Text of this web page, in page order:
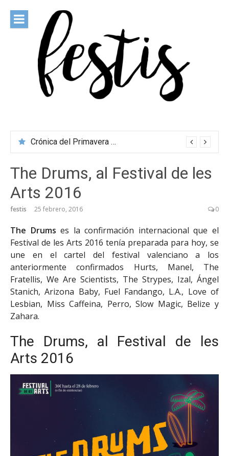
contenido
Crónica del Primavera Sound Porto 2026
The Drums, al Festival de les
Arts 2016
festis 25 febrero, 2016 0
The Drums es la confirmación internacional que el
Festival de les Arts 2016 tenía preparada para hoy, se
une en el cartel del festival valenciano a los
anteriormente confirmados Hurts, Manel, The
Fratellis, We Are Scientists, The Strypes, Izal, Ángel
Stanich, Arizona Baby, Fuel Fandango, L.A., Love of
Lesbian, Miss Caffeina, Perro, Slow Magic, Belize y
Zahara.
The Drums, al Festival de les
Arts 2016